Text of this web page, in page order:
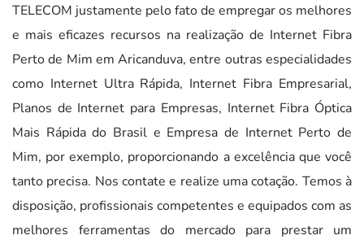
TELECOM justamente pelo fato de empregar os melhores
e mais eficazes recursos na realização de Internet Fibra
Perto de Mim em Aricanduva, entre outras especialidades
como Internet Ultra Rápida, Internet Fibra Empresarial,
Planos de Internet para Empresas, Internet Fibra Óptica
Mais Rápida do Brasil e Empresa de Internet Perto de
Mim, por exemplo, proporcionando a excelência que você
tanto precisa. Nos contate e realize uma cotação. Temos à
disposição, profissionais competentes e equipados com as
melhores ferramentas do mercado para prestar um